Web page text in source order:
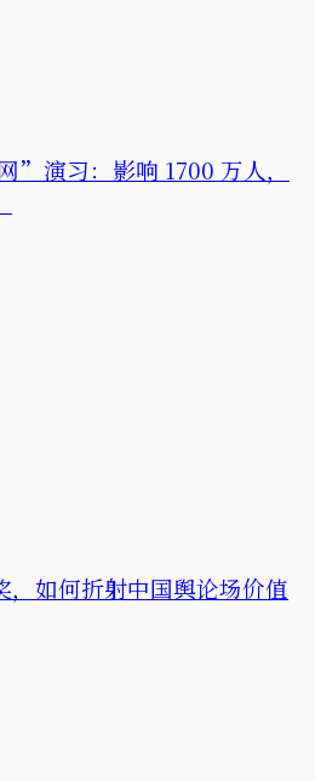
”演习：影响 1700 万人，
，如何折射中国舆论场价值